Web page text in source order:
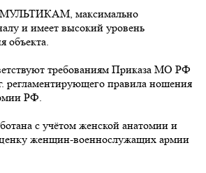
максимально
и имеет высокий уровень
объекта.
требованиям Приказа МО РФ
регламентирующего правила ношения
РФ.
с учётом женской анатомии и
женщин-военнослужащих армии